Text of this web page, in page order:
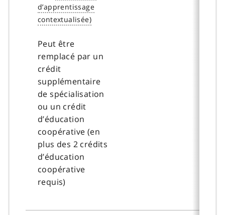
Peut être
remplacé par un
crédit
supplémentaire
de spécialisation
ou un crédit
d’éducation
coopérative (en
plus des 2 crédits
d’éducation
coopérative
requis)